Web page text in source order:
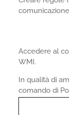
Accedere al
WMI.
In qualità di
comando di